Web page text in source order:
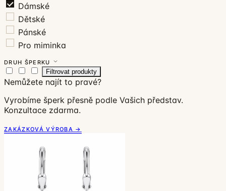
Dámské
Dětské
Pánské
Pro miminka
DRUH ŠPERKU
Filtrovat produkty
Nemůžete najít to pravé?
Vyrobíme šperk přesně podle Vašich představ.
Konzultace zdarma.
ZAKÁZKOVÁ VÝROBA →